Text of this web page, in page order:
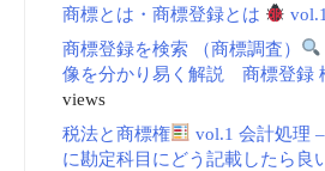
商標とは・商標登録とは
vol.1
商標登録を検索 （商標調査）
像を分かり易く解説 商標登録
views
税法と商標権
vol.1 会計処理
に勘定科目にどう記載したら良